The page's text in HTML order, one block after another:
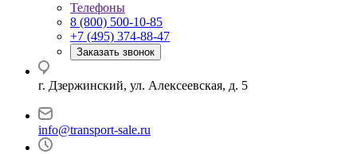
Телефоны
8 (800) 500-10-85
+7 (495) 374-88-47
Заказать звонок
г. Дзержинский, ул. Алексеевская, д. 5
info@transport-sale.ru